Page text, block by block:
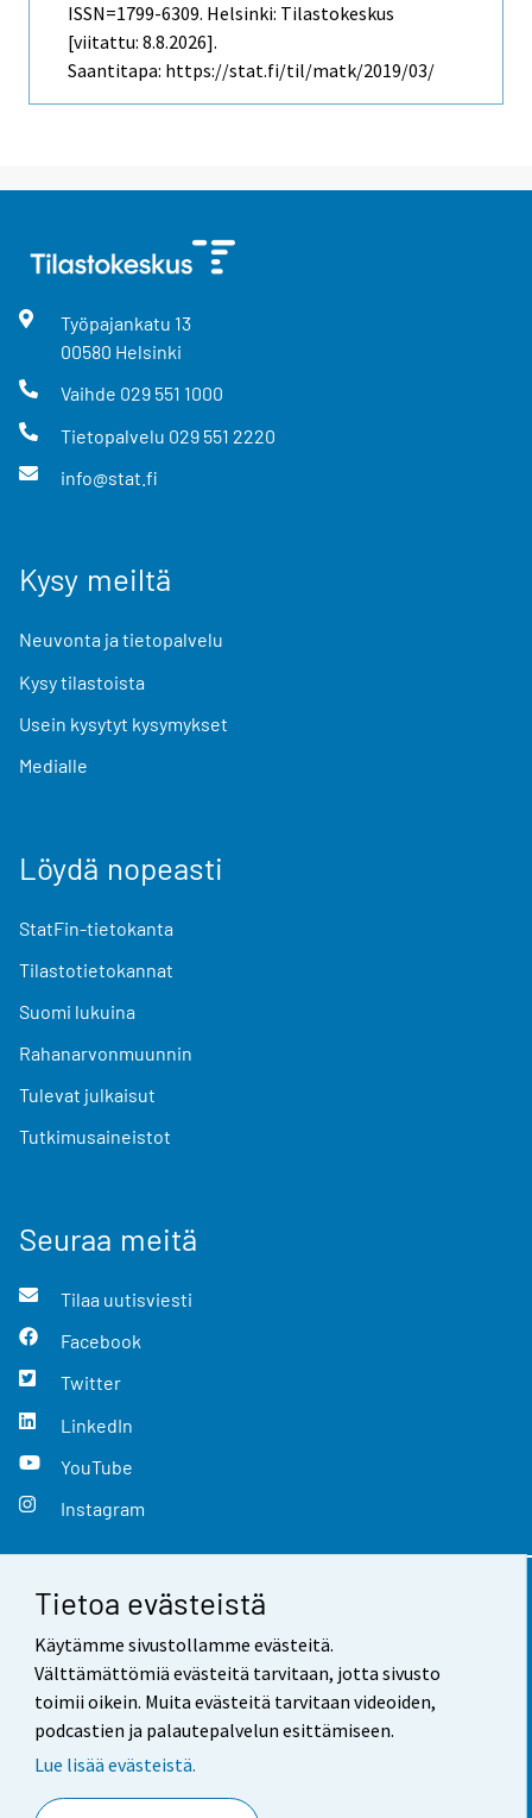
Tietoa evästeistä
Käytämme sivustollamme evästeitä.
Välttämättömiä evästeitä tarvitaan, jotta sivusto
toimii oikein. Muita evästeitä tarvitaan videoiden,
podcastien ja palautepalvelun esittämiseen.
Lue lisää evästeistä.
ISSN=1799-6309. Helsinki: Tilastokeskus
[viitattu: 8.8.2026].
Saantitapa: https://stat.fi/til/matk/2019/03/
Työpajankatu 13
00580 Helsinki
Vaihde 029 551 1000
Tietopalvelu 029 551 2220
info@stat.fi
Kysy meiltä
Neuvonta ja tietopalvelu
Kysy tilastoista
Usein kysytyt kysymykset
Medialle
Löydä nopeasti
StatFin-tietokanta
Tilastotietokannat
Suomi lukuina
Rahanarvonmuunnin
Tulevat julkaisut
Tutkimusaineistot
Seuraa meitä
Tilaa uutisviesti
Facebook
Twitter
LinkedIn
YouTube
Instagram
Yhteystiedot
Palaute
Käyttöehdot
Saavutettavuus